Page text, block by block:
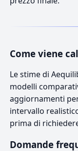
Come viene
Le stime di
modelli
aggiornamenti
intervallo
prima di
Domande